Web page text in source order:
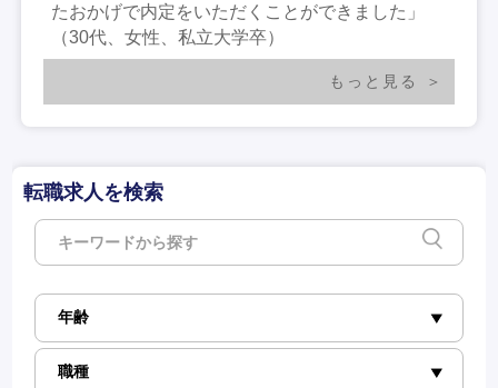
たおかげで内定をいただくことができました」
（30代、女性、私立大学卒）
もっと見る
転職求人を検索